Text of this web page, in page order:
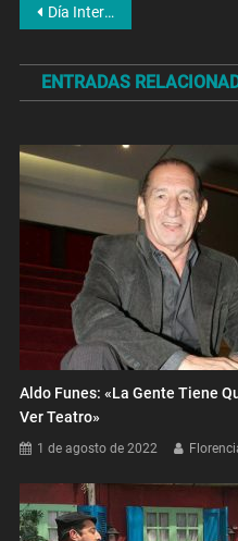
Navegación
de
entradas
Día Internacional de la Mujer: qué pasó el 8 de marzo
ENTRADAS
Aldo Funes: «La Gente Tiene
Ver Teatro»
1 de agosto de 2022